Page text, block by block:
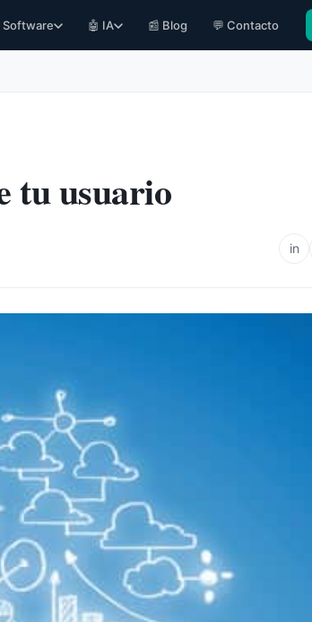
Software 🤖 IA 📰 Blog 💬 Contacto
tu usuario
in